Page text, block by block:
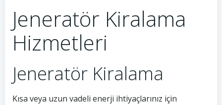
Jeneratör Kiralama
Hizmetleri
Jeneratör Kiralama
Kısa veya uzun vadeli enerji ihtiyaçlarınız için